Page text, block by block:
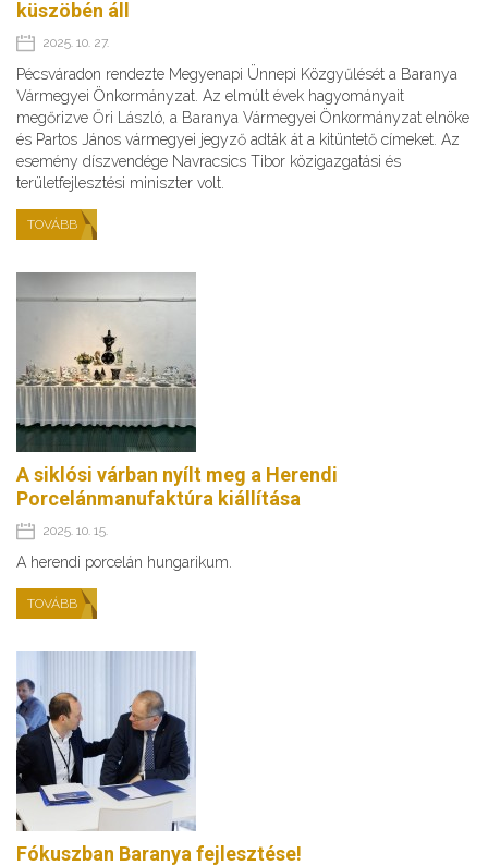
küszöbén áll
2025. 10. 27.
Pécsváradon rendezte Megyenapi Ünnepi Közgyűlését a Baranya
Vármegyei Önkormányzat. Az elmúlt évek hagyományait
megőrizve Őri László, a Baranya Vármegyei Önkormányzat elnöke
és Partos János vármegyei jegyző adták át a kitüntető címeket. Az
esemény díszvendége Navracsics Tibor közigazgatási és
területfejlesztési miniszter volt.
TOVÁBB
A siklósi várban nyílt meg a Herendi
Porcelánmanufaktúra kiállítása
2025. 10. 15.
A herendi porcelán hungarikum.
TOVÁBB
Fókuszban Baranya fejlesztése!